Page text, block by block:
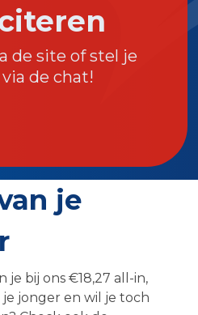
de site of stel je
de chat!
je
je bij ons €18,27 all-in,
jonger en wil je toch